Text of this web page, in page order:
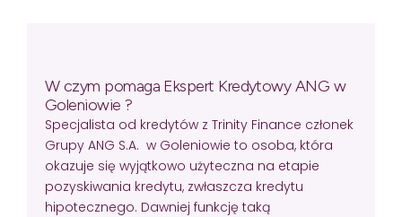
W czym pomaga Ekspert Kredytowy ANG w
Goleniowie ?
Specjalista od kredytów z Trinity Finance członek
Grupy ANG S.A. w Goleniowie to osoba, która
okazuje się wyjątkowo użyteczna na etapie
pozyskiwania kredytu, zwłaszcza kredytu
hipotecznego. Dawniej funkcję taką